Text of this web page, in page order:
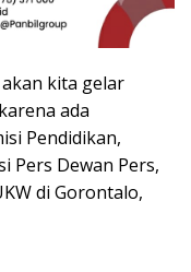
kita gelar
ada
Pendidikan,
Pers Dewan Pers,
di Gorontalo,